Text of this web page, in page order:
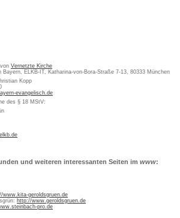
Vernetzte Kirche
Bayern, ELKB-IT, Katharina-von-Bora-Straße 7-13, 80333 München
Kopp
evangelisch.de
des § 18 MStV:
elkb.de
und weiteren interessanten Seiten im www:
www.kita-geroldsgruen.de
http://www.geroldsgruen.de
pro.de